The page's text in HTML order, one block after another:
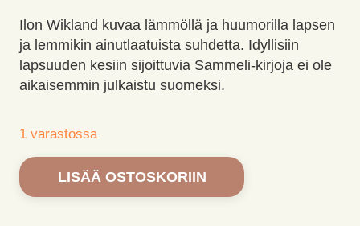
Ilon Wikland kuvaa lämmöllä ja huumorilla lapsen
ja lemmikin ainutlaatuista suhdetta. Idyllisiin
lapsuuden kesiin sijoittuvia Sammeli-kirjoja ei ole
aikaisemmin julkaistu suomeksi.
1 varastossa
Missä
on
LISÄÄ OSTOSKORIIN